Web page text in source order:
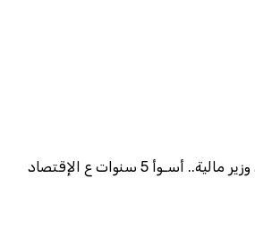
5 سـنوات وجيريل وزير مالية.. أسـوأ 5 سنوات ع الإقتصاد